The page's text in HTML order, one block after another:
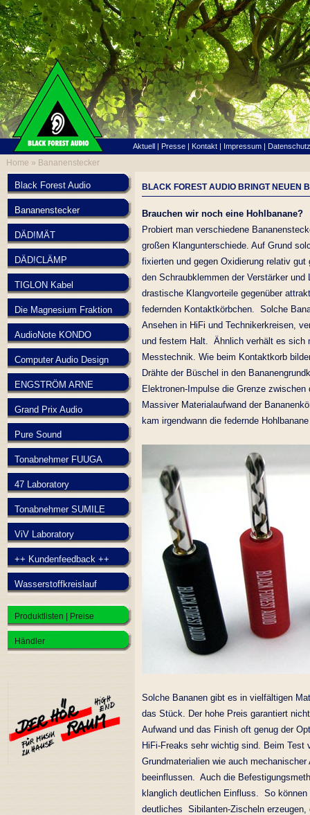
Aktuell | Presse | Kontakt | Impressum | Datenschutz
Home » Bananenstecker
Black Forest Audio
Bananenstecker
DÄD!MÄT
DÄD!CLÄMP
TIGLON Kabel
Die Magnesium Fraktion
AudioNote KONDO
Computer Audio Design
ENGSTRÖM ARNE
Grand Prix Audio
Pure Sound
Tonabnehmer FUUGA
47 Laboratory
Tonabnehmer SUMILE
ViV Laboratory
++ Kundenfeedback ++
Wasserstoffkreislauf
Produktlisten | Preise
Händler
BLACK FOREST AUDIO BRINGT NEUEN
Brauchen wir noch eine Hohlbanane?
Probiert man verschiedene
großen Klangunterschiede. Auf Grund
fixierten und gegen Oxidierung relativ
den Schraubklemmen der Verstärker
drastische Klangvorteile gegenüber
federnden Kontaktkörbchen. Solche
Ansehen in HiFi und Technikerkreisen,
und festem Halt. Ähnlich verhält es sich
Messtechnik. Wie beim Kontaktkorb
Drähte der Büschel in den
Elektronen-Impulse die Grenze
Massiver Materialaufwand der
kam irgendwann die federnde
Solche Bananen gibt es in vielfältigen
das Stück. Der hohe Preis garantiert
Aufwand und das Finish oft genug der
HiFi-Freaks sehr wichtig sind. Beim Test
Grundmaterialien wie auch
beeinflussen. Auch die
klanglich deutlichen Einfluss. So
deutliches Sibilanten-Zischeln